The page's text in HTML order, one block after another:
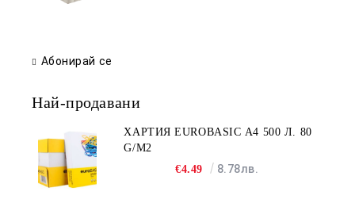
Абонирай се
Най-продавани
ХАРТИЯ EUROBASIC А4 500 Л. 80
G/M2
€4.49
8.78лв.